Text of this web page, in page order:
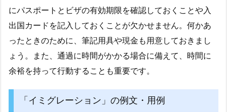
にパスポートとビザの有効期限を確認しておくことや入
出国カードを記入しておくことが欠かせません。何かあ
ったときのために、筆記用具や現金も用意しておきまし
ょう。また、通過に時間がかかる場合に備えて、時間に
余裕を持って行動することも重要です。
「イミグレーション」の例文・用例